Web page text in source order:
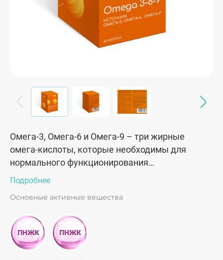
Омега-3, Омега-6 и Омега-9 – три жирные
омега-кислоты, которые необходимы для
нормального функционирования
организма. Одна из главных их функций –
клетки от вредного действия свободных
радикалов и замедляют процессы старения,
уменьшая, так называемый, оксидативный
стресс. Также омега-кислоты повышают
Подробнее
Основные активные вещества